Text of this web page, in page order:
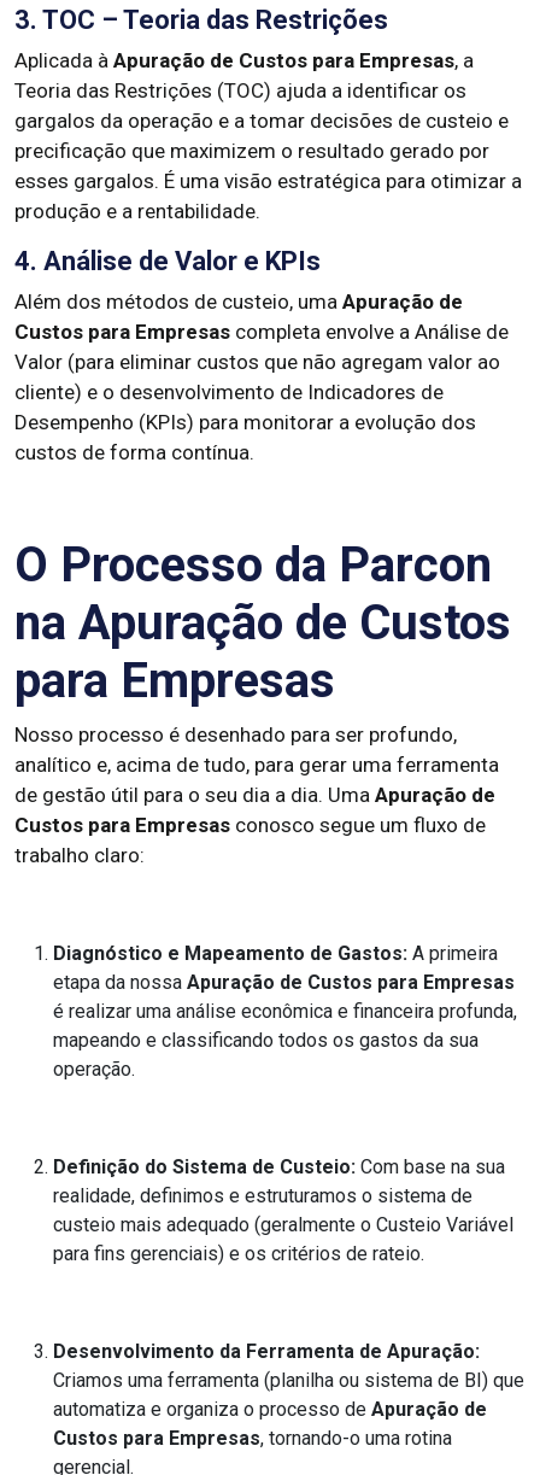
3. TOC – Teoria das Restrições
Aplicada à Apuração de Custos para Empresas, a
Teoria das Restrições (TOC) ajuda a identificar os
gargalos da operação e a tomar decisões de custeio e
precificação que maximizem o resultado gerado por
esses gargalos. É uma visão estratégica para otimizar a
produção e a rentabilidade.
4. Análise de Valor e KPIs
Além dos métodos de custeio, uma Apuração de
Custos para Empresas completa envolve a Análise de
Valor (para eliminar custos que não agregam valor ao
cliente) e o desenvolvimento de Indicadores de
Desempenho (KPIs) para monitorar a evolução dos
custos de forma contínua.
O Processo da Parcon
na Apuração de Custos
para Empresas
Nosso processo é desenhado para ser profundo,
analítico e, acima de tudo, para gerar uma ferramenta
de gestão útil para o seu dia a dia. Uma Apuração de
Custos para Empresas conosco segue um fluxo de
trabalho claro:
Diagnóstico e Mapeamento de Gastos: A primeira
etapa da nossa Apuração de Custos para Empresas
é realizar uma análise econômica e financeira profunda,
mapeando e classificando todos os gastos da sua
operação.
Definição do Sistema de Custeio: Com base na sua
realidade, definimos e estruturamos o sistema de
custeio mais adequado (geralmente o Custeio Variável
para fins gerenciais) e os critérios de rateio.
Desenvolvimento da Ferramenta de Apuração:
Criamos uma ferramenta (planilha ou sistema de BI) que
automatiza e organiza o processo de Apuração de
Custos para Empresas, tornando-o uma rotina
gerencial.